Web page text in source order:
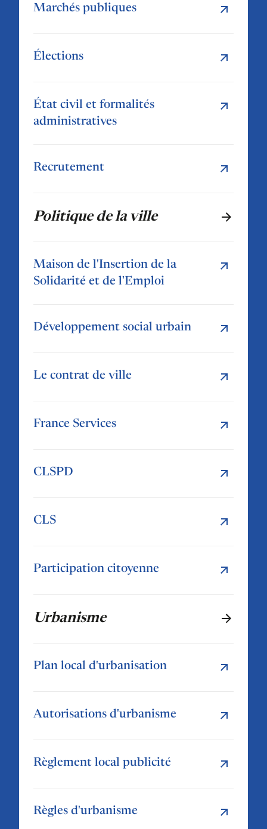
Marchés publiques
Élections
État civil et formalités
administratives
Recrutement
Politique de la ville
Maison de l'Insertion de la
Solidarité et de l'Emploi
Développement social urbain
Le contrat de ville
France Services
CLSPD
CLS
Participation citoyenne
Urbanisme
Plan local d'urbanisation
Autorisations d'urbanisme
Règlement local publicité
Règles d'urbanisme